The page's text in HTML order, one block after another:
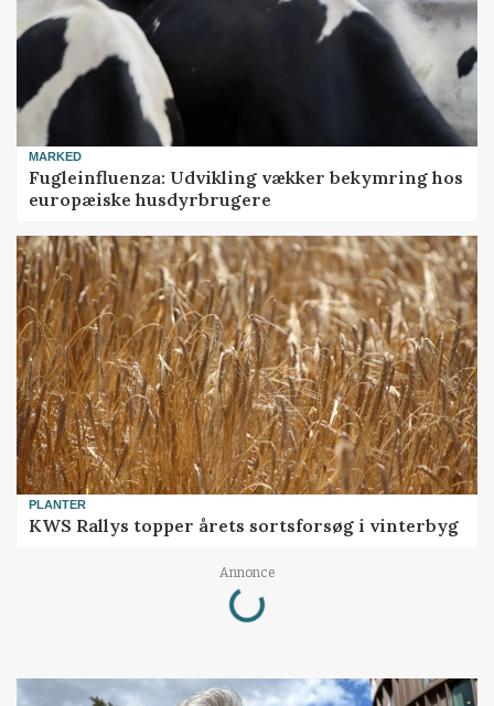
MARKED
Fugleinfluenza: Udvikling vækker bekymring hos
europæiske husdyrbrugere
PLANTER
KWS Rallys topper årets sortsforsøg i vinterbyg
Annonce
Loading...